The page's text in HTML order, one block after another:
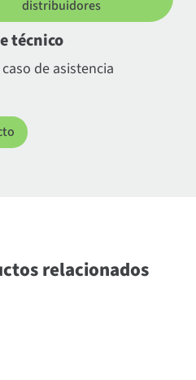
distribuidores
técnico
de asistencia
relacionados